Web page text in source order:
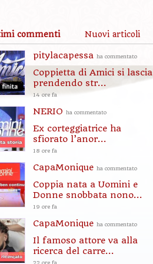
commenti Nuovi articoli
pitylacapessa ha commentato
Coppietta di Amici si lascia
prendendo str...
14 ore fa
NERIO ha commentato
Ex corteggiatrice ha
sfiorato l’anor...
18 ore fa
CapaMonique ha commentato
Coppia nata a Uomini e
Donne snobbata nono...
19 ore fa
CapaMonique ha commentato
Il famoso attore va alla
ricerca del carre...
22 ore fa